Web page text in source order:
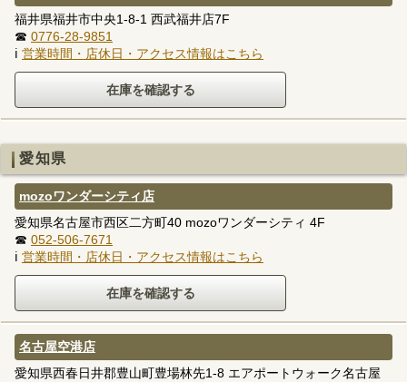
福井県福井市中央1-8-1 西武福井店7F
☎ 0776-28-9851
ℹ 営業時間・店休日・アクセス情報はこちら
愛知県
mozoワンダーシティ店
愛知県名古屋市西区二方町40 mozoワンダーシティ 4F
☎ 052-506-7671
ℹ 営業時間・店休日・アクセス情報はこちら
名古屋空港店
愛知県西春日井郡豊山町豊場林先1-8 エアポートウォーク名古屋